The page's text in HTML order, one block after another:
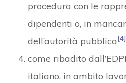
procedura con le
dipendenti o, in
dell’autorità pubblica[4]
come ribadito
italiano, in ambito